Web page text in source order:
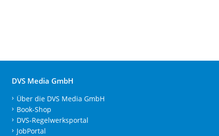
DVS Media GmbH
Über die DVS Media GmbH
Book-Shop
DVS-Regelwerksportal
JobPortal